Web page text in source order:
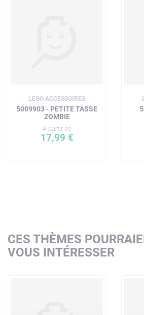
LEGO ACCESSOIRES
5009903 - PETITE TASSE
ZOMBIE
A partir de
17,99 €
CES THÈMES
VOUS INTÉRESSER